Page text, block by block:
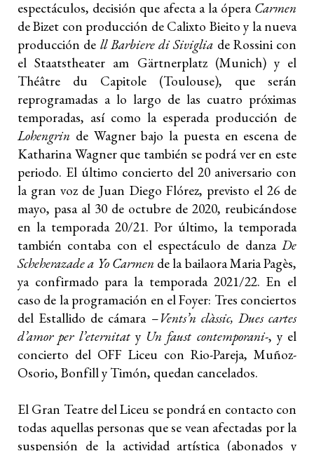
espectáculos, decisión que afecta a la ópera Carmen
de Bizet con producción de Calixto Bieito y la nueva
producción de ll Barbiere di Siviglia de Rossini con
el Staatstheater am Gärtnerplatz (Munich) y el
Théâtre du Capitole (Toulouse), que serán
reprogramadas a lo largo de las cuatro próximas
temporadas, así como la esperada producción de
Lohengrin de Wagner bajo la puesta en escena de
Katharina Wagner que también se podrá ver en este
periodo. El último concierto del 20 aniversario con
la gran voz de Juan Diego Flórez, previsto el 26 de
mayo, pasa al 30 de octubre de 2020, reubicándose
en la temporada 20/21. Por último, la temporada
también contaba con el espectáculo de danza De
Scheherazade a Yo Carmende la bailaora Maria Pagès,
ya confirmado para la temporada 2021/22. En el
caso de la programación en el Foyer: Tres conciertos
del Estallido de cámara –Vents’n clàssic, Dues cartes
d’amor per l’eternitaty Un faust contemporani-, y el
concierto del OFF Liceu con Rio-Pareja, Muñoz-
Osorio, Bonfill y Timón, quedan cancelados.
El Gran Teatre del Liceu se pondrá en contacto con
todas aquellas personas que se vean afectadas por la
suspensión de la actividad artística (abonados y